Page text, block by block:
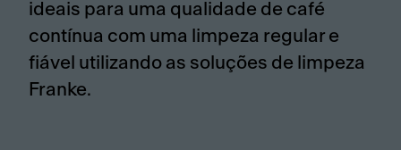
ideais para uma qualidade de café
contínua com uma limpeza regular e
fiável utilizando as soluções de limpeza
Franke.